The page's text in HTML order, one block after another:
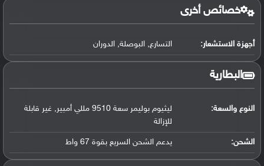
خصائص أخرى
أجهزة الاستشعار: التسارع, البوصلة, الدوران
البطارية
النوع والسعة:
ليثيوم بوليمر سعة 9510 مللي أمبير, غير قابلة
للإزالة
الشحن: يدعم الشحن السريع بقوة 67 واط